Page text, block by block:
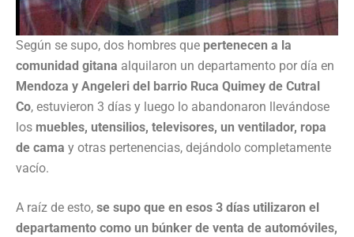
Según se supo, dos hombres que pertenecen a la
comunidad gitana alquilaron un departamento por día en
Mendoza y Angeleri del barrio Ruca Quimey de Cutral
Co, estuvieron 3 días y luego lo abandonaron llevándose
los muebles, utensilios, televisores, un ventilador, ropa
de cama y otras pertenencias, dejándolo completamente
vacío.
A raíz de esto, se supo que en esos 3 días utilizaron el
departamento como un búnker de venta de automóviles,